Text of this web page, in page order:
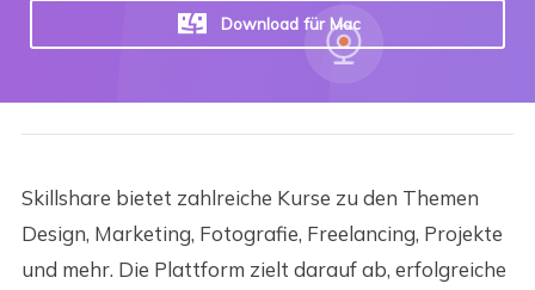
Download für Mac
Skillshare bietet zahlreiche Kurse zu den Themen
Design, Marketing, Fotografie, Freelancing, Projekte
und mehr. Die Plattform zielt darauf ab, erfolgreiche